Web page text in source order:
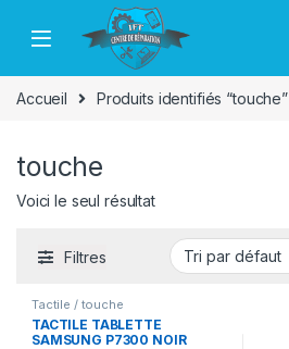
Passer à la navigation
Aller au contenu
Accueil Produits identifiés “touche”
touche
Voici le seul résultat
Filtres
Tactile / touche
TACTILE TABLETTE
SAMSUNG P7300 NOIR